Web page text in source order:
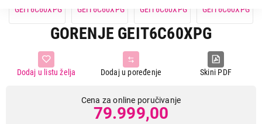
GORENJE GEIT6C60XPG
Skini PDF
Dodaj u poređenje
Dodaj u listu želja
Cena za online poručivanje
79.999,00